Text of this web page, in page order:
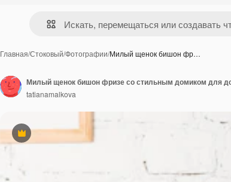
Главная/Стоковый/Фотографии/Милый щенок бишон фр…
Премиум
tatianamalkova